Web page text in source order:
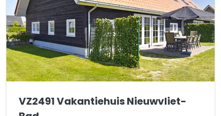
VZ2491 Vakantiehuis Nieuwvliet-